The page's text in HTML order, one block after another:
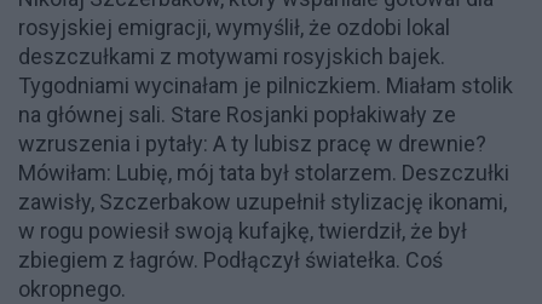
rosyjskiej emigracji, wymyślił, że ozdobi lokal
deszczułkami z motywami rosyjskich bajek.
Tygodniami wycinałam je pilniczkiem. Miałam stolik
na głównej sali. Stare Rosjanki popłakiwały ze
wzruszenia i pytały: A ty lubisz pracę w drewnie?
Mówiłam: Lubię, mój tata był stolarzem. Deszczułki
zawisły, Szczerbakow uzupełnił stylizację ikonami,
w rogu powiesił swoją kufajkę, twierdził, że był
zbiegiem z łagrów. Podłączył światełka. Coś
okropnego.